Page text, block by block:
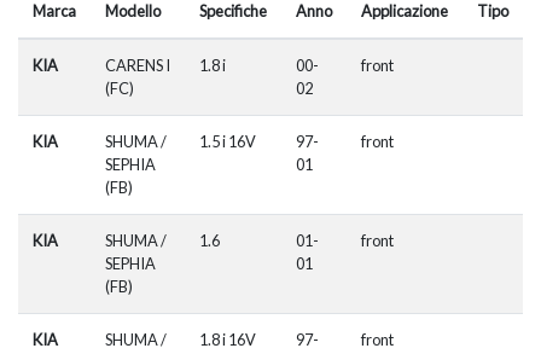
Marca Modello Specifiche Anno Applicazione Tipo
KIA
CARENS I
(FC)
1.8 i
00-
02
front
KIA
SHUMA /
SEPHIA
(FB)
1.5 i 16V
97-
01
front
KIA
SHUMA /
SEPHIA
(FB)
1.6
01-
01
front
KIA
SHUMA /
1.8 i 16V
97-
front